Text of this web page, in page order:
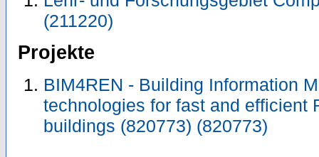
(211220)
Projekte
BIM4REN - Building Information
technologies for fast and efficient
buildings (820773) (820773)